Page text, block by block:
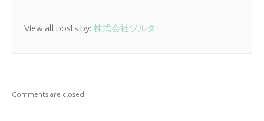
View all posts by: 株式会社ツルタ
Comments are closed.